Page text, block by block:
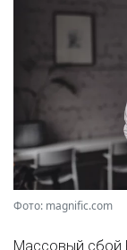
Фото: magnific.com
Массовый сбой